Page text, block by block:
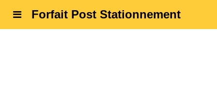
Forfait Post Stationnement